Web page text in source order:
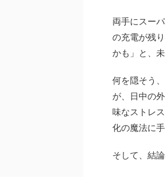
両手にスー
の充電が残
かも」と、
何を隠そう
が、日中の
味なストレ
化の魔法に
そして、結